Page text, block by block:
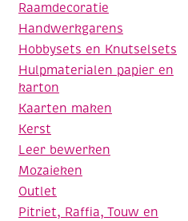
Raamdecoratie
Handwerkgarens
Hobbysets en Knutselsets
Hulpmaterialen papier en
karton
Kaarten maken
Kerst
Leer bewerken
Mozaieken
Outlet
Pitriet, Raffia, Touw en